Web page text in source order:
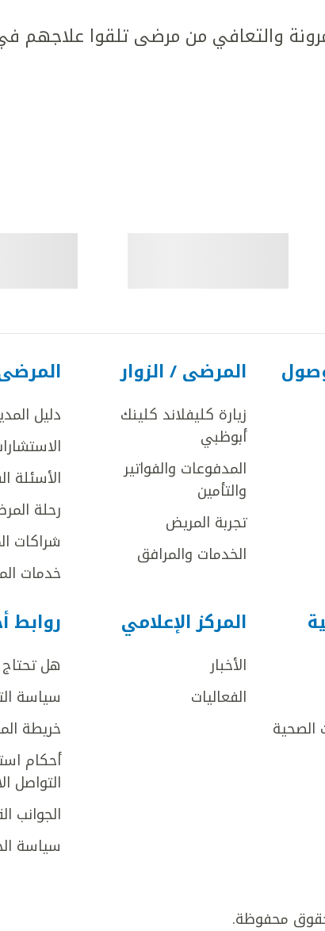
والتعافي من مرضى تلقوا علاجهم
المرضى / الزوار
زيارة كليفلاند كلينك
أبوظبي
المدفوعات والفواتير
والتأمين
تجربة المريض
الخدمات والمرافق
دليل
الأسئلة
رحلة
شراكات
خدمات
الصحية
المركز الإعلامي
الأخبار
الفعاليات
روابط
هل
سياسة
خريطة
أحكام
التواصل
الجوانب
سياسة